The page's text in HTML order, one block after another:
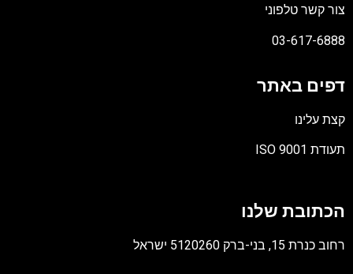
צור קשר טלפוני
03-617-6888
דפים באתר
קצת עלינו
תעודת ISO 9001
PDF
הכתובת שלנו
רחוב כנרת 15, בני-ברק 5120260 ישראל